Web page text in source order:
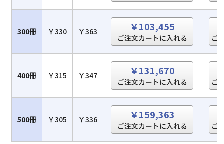
300冊 ￥330 ￥363 ￥103,455
ご注文カートに入れる ご
400冊 ￥315 ￥347 ￥131,670
ご注文カートに入れる ご
500冊 ￥305 ￥336 ￥159,363
ご注文カートに入れる ご